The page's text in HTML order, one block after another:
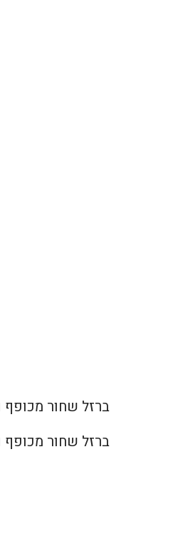
ברזל שחור מכופף
ברזל שחור מכופף